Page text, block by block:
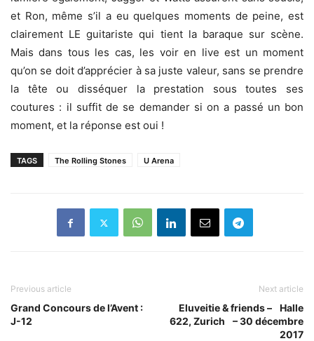
et Ron, même s’il a eu quelques moments de peine, est
clairement LE guitariste qui tient la baraque sur scène.
Mais dans tous les cas, les voir en live est un moment
qu’on se doit d’apprécier à sa juste valeur, sans se prendre
la tête ou disséquer la prestation sous toutes ses
coutures : il suffit de se demander si on a passé un bon
moment, et la réponse est oui !
TAGS The Rolling Stones U Arena
Previous article
Grand Concours de l’Avent :
J-12
Next article
Eluveitie & friends – Halle
622, Zurich – 30 décembre
2017